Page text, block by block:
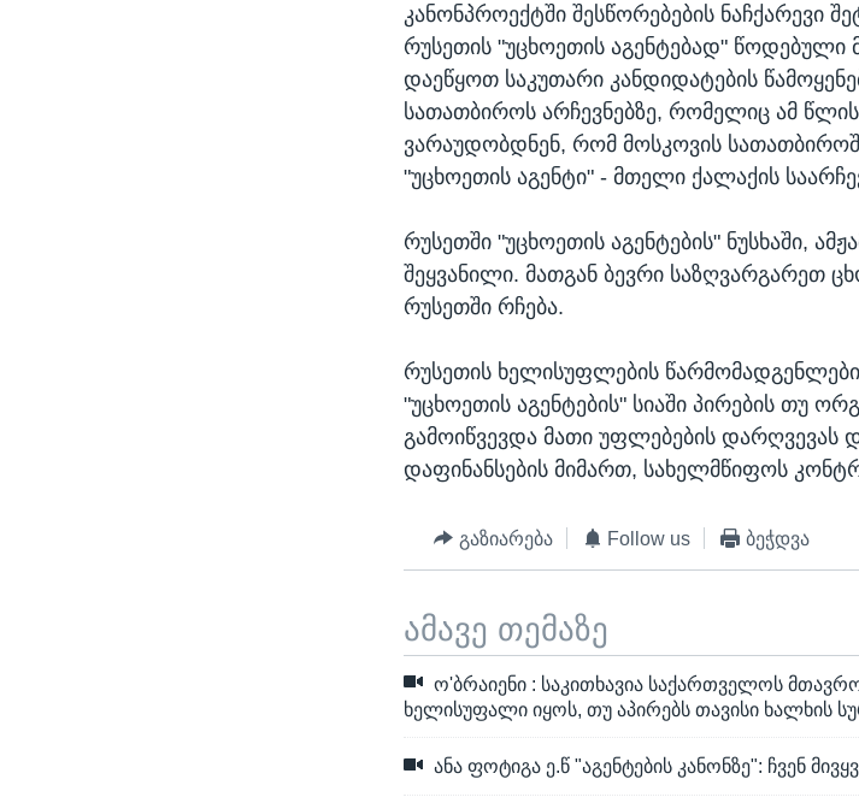
კანონპროექტში შესწორებების ნაჩქარევი
რუსეთის "უცხოეთის აგენტებად" წოდებული
დაეწყოთ საკუთარი კანდიდატების
სათათბიროს არჩევნებზე, რომელიც ამ
ვარაუდობდნენ, რომ მოსკოვის
"უცხოეთის აგენტი" - მთელი ქალაქის
რუსეთში "უცხოეთის აგენტების" ნუსხაში,
შეყვანილი. მათგან ბევრი საზღვარგარეთ
რუსეთში რჩება.
რუსეთის ხელისუფლების
"უცხოეთის აგენტების" სიაში პირების თუ
გამოიწვევდა მათი უფლებების
დაფინანსების მიმართ, სახელმწიფოს
გაზიარება Follow us ბეჭდვა
ამავე თემაზე
ო'ბრაიენი : საკითხავია საქართველოს
ხელისუფალი იყოს, თუ აპირებს თავისი ხალხის
ანა ფოტიგა ე.წ "აგენტების კანონზე": ჩვენ